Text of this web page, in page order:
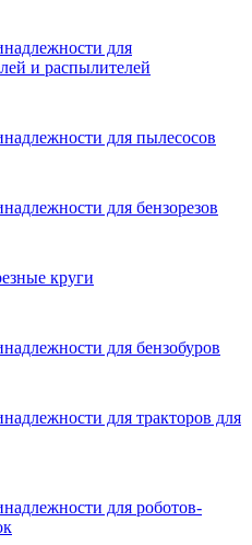
для
и распылителей
для пылесосов
для бензорезов
круги
для бензобуров
для тракторов для
для роботов-